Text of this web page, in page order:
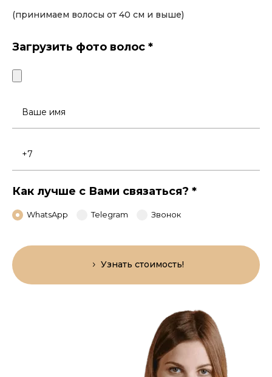
(принимаем волосы от 40 см и выше)
Загрузить фото волос *
Ваше
имя
Номер
телефона
Как лучше с Вами связаться? *
WhatsApp Telegram Звонок
Узнать стоимость!